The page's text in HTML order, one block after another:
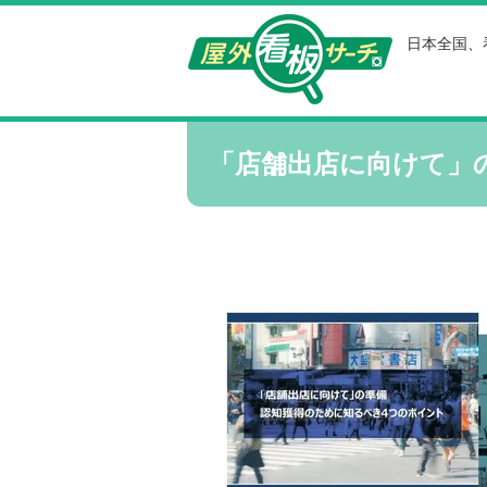
日本全国
「店舗出店に向けて